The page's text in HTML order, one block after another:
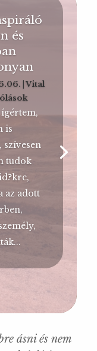
és
|Vital
is
szívesen
tudok
az adott
ásni és nem